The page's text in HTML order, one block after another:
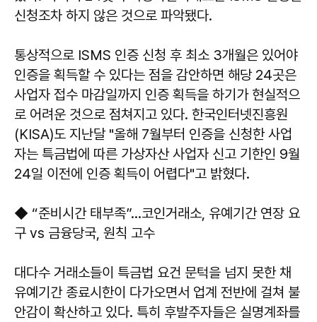
신청조차 하지 않은 것으로 파악됐다.
통상적으로 ISMS 인증 신청 후 최소 3개월은 있어야
인증을 획득할 수 있다는 점을 감안하면 해당 24곳은
사업자 접수 마감일까지 인증 획득을 하기가 현실적으
로 어려운 것으로 점쳐지고 있다. 한국인터넷진흥원
(KISA)도 지난달 "올해 7월부터 인증을 신청한 사업
자는 특금법에 따른 가상자산 사업자 신고 기한인 9월
24일 이전에 인증 획득이 어렵다"고 밝혔다.
◆ “준비시간 태부족”…코인거래소, 유예기간 연장 요
구 vs 금융당국, 원칙 고수
대다수 거래소들이 특금법 요건 문턱을 넘지 못한 채
유예기간 종료시한이 다가오면서 업계 전반에 걸쳐 불
안감이 확산하고 있다. 특히 후발주자들은 실명계좌를